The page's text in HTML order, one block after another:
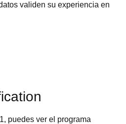
validen su experiencia en
puedes ver el programa